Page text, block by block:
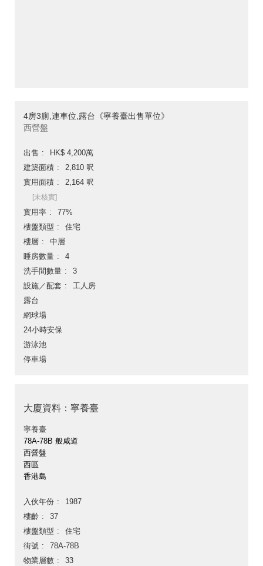
4房3廁,連車位,露台《寧養臺出售單位》
西營盤
出售
HK$ 4,200萬
建築面積
2,810 呎
實用面積
2,164 呎
[未核實]
實用率
77%
樓盤類型
住宅
樓層
中層
睡房數量
4
洗手間數量
3
設施／配套
工人房
露台
網球場
24小時安保
游泳池
停車場
大廈資料：寧養臺
寧養臺
78A-78B 般咸道
西營盤
西區
香港島
入伙年份
1987
樓齡
37
樓盤類型
住宅
街號
78A-78B
物業層數
33